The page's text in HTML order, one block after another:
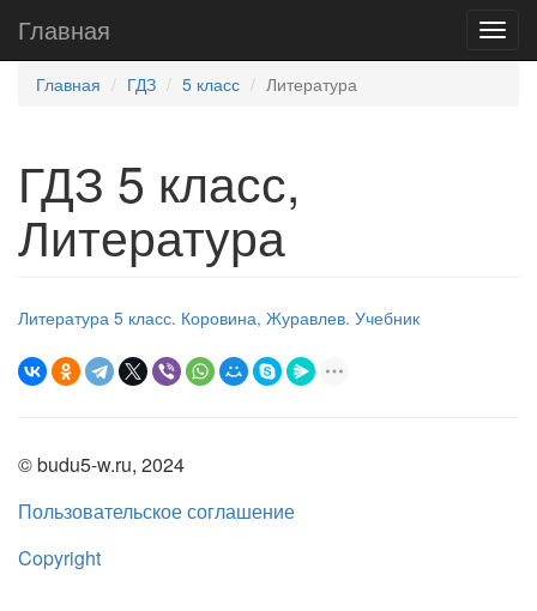
Главная
Главная ГДЗ 5 класс Литература
ГДЗ 5 класс,
Литература
Литература 5 класс. Коровина, Журавлев. Учебник
© budu5-w.ru, 2024
Пользовательское соглашение
Copyright